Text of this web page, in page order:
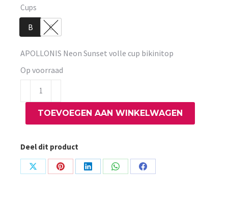
Cups
B C
APOLLONIS Neon Sunset volle cup bikinitop
Op voorraad
APOLLONIS
Neon
Sunset
cup
bikinitop
aantal
TOEVOEGEN AAN WINKELWAGEN
Deel dit product
Share
Share
Share
Share
Share